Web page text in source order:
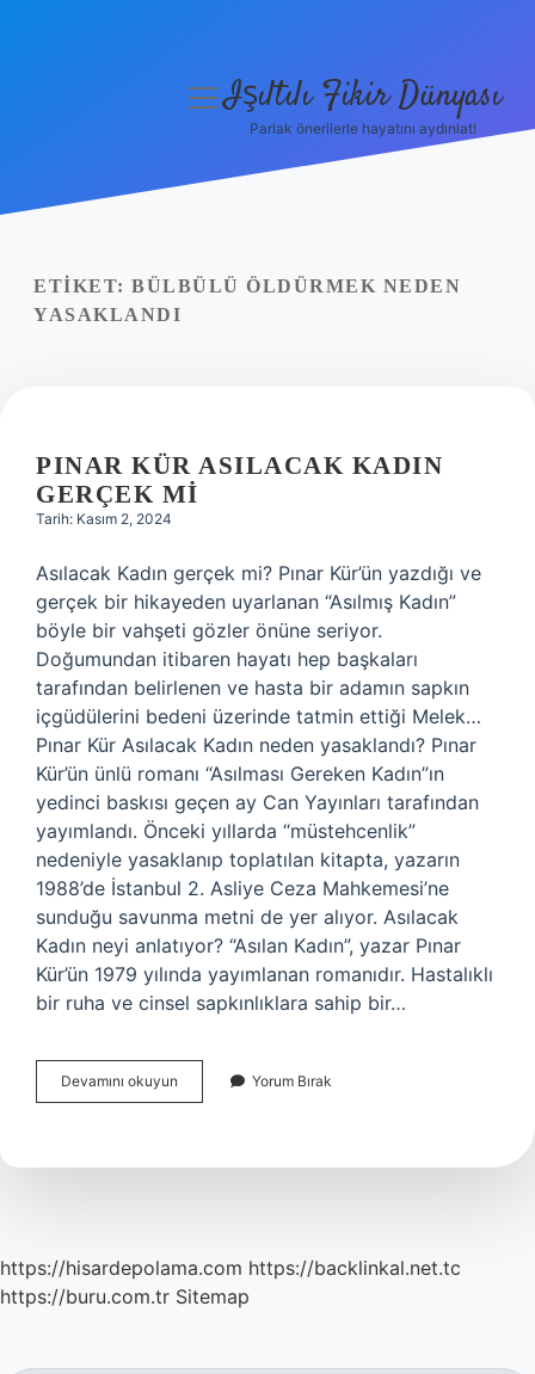
Yasal Uyarı
menüyüIşıltılı Fikir Dünyası
Parlak önerilerle hayatını aydınlat!
ETIKET: BÜLBÜLÜ ÖLDÜRMEK NEDEN
YASAKLANDI
PINAR KÜR ASILACAK KADIN
GERÇEK MI
Tarih: Kasım 2, 2024
Asılacak Kadın gerçek mi? Pınar Kür’ün yazdığı ve
gerçek bir hikayeden uyarlanan “Asılmış Kadın”
böyle bir vahşeti gözler önüne seriyor.
Doğumundan itibaren hayatı hep başkaları
tarafından belirlenen ve hasta bir adamın sapkın
içgüdülerini bedeni üzerinde tatmin ettiği Melek…
Pınar Kür Asılacak Kadın neden yasaklandı? Pınar
Kür’ün ünlü romanı “Asılması Gereken Kadın”ın
yedinci baskısı geçen ay Can Yayınları tarafından
yayımlandı. Önceki yıllarda “müstehcenlik”
nedeniyle yasaklanıp toplatılan kitapta, yazarın
1988’de İstanbul 2. Asliye Ceza Mahkemesi’ne
sunduğu savunma metni de yer alıyor. Asılacak
Kadın neyi anlatıyor? “Asılan Kadın”, yazar Pınar
Kür’ün 1979 yılında yayımlanan romanıdır. Hastalıklı
bir ruha ve cinsel sapkınlıklara sahip bir…
Devamını okuyun
Kür
Gerçek
Yorum Bırak
https://hisardepolama.com https://backlinkal.net.tc
https://buru.com.tr Sitemap